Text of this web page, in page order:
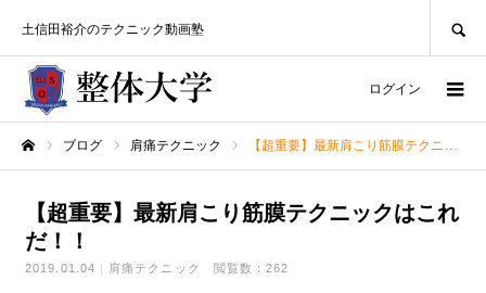
土信田裕介のテクニック動画塾
ログイン
ブログ 肩痛テクニック 【超重要】最新肩こり筋膜テクニックはこれだ！！
【超重要】最新肩こり筋膜テクニックはこれ
だ！！
2019.01.04 肩痛テクニック 閲覧数：262